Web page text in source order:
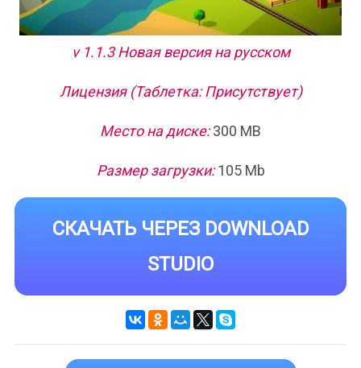
v 1.1.3 Новая версия на русском
Лицензия (Таблетка: Присутствует)
Место на диске:300 MB
Размер загрузки:105 Mb
СКАЧАТЬ ЧЕРЕЗ DOWNLOAD
STUDIO